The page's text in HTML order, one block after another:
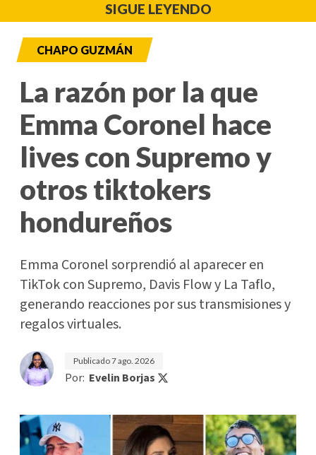
SIGUE LEYENDO
CHAPO GUZMÁN
La razón por la que
Emma Coronel hace
lives con Supremo y
otros tiktokers
hondureños
Emma Coronel sorprendió al aparecer en
TikTok con Supremo, Davis Flow y La Taflo,
generando reacciones por sus transmisiones y
regalos virtuales.
Publicado7 ago. 2026
Por: Evelin Borjas